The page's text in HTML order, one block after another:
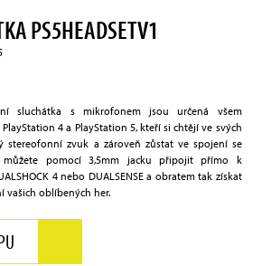
PS5HEADSETV1
sluchátka s mikrofonem jsou určená všem
4 a PlayStation 5, kteří si chtějí ve svých
stereofonní zvuk a zároveň zůstat ve spojení se
můžete pomocí 3,5mm jacku připojit přímo k
4 nebo DUALSENSE a obratem tak získat
vašich oblíbených her.